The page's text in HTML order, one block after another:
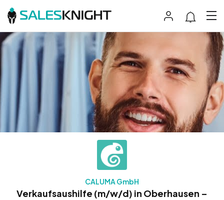
CALUMA GmbH
Verkaufsaushilfe (m/w/d) in Oberhausen –